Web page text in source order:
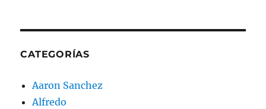
CATEGORÍAS
Aaron Sanchez
Alfredo